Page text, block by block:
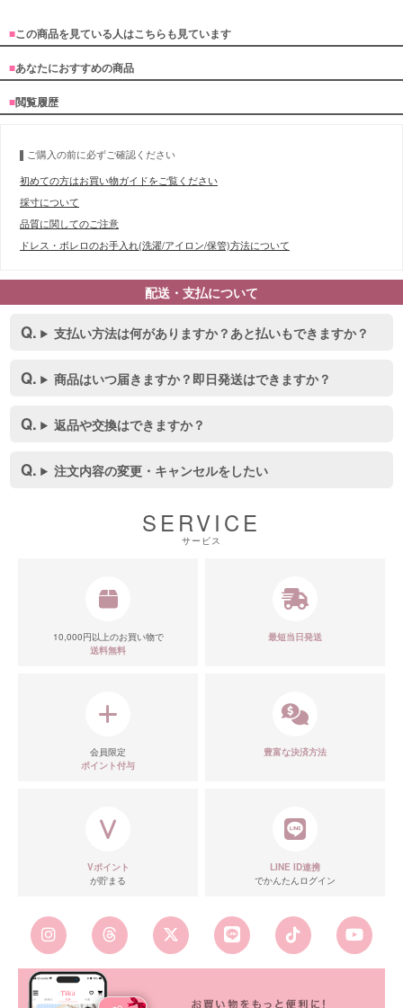
■この商品を見ている人はこちらも見ています
■あなたにおすすめの商品
■閲覧履歴
ご購入の前に必ずご確認ください
初めての方はお買い物ガイドをご覧ください
採寸について
品質に関してのご注意
ドレス・ボレロのお手入れ(洗濯/アイロン/保管)方法について
配送・支払について
支払い方法は何がありますか？あと払いもできますか？
商品はいつ届きますか？即日発送はできますか？
返品や交換はできますか？
注文内容の変更・キャンセルをしたい
SERVICE
サービス
10,000円以上のお買い物で
送料無料
最短当日発送
会員限定
ポイント付与
豊富な決済方法
Vポイント
が貯まる
LINE ID連携
でかんたんログイン